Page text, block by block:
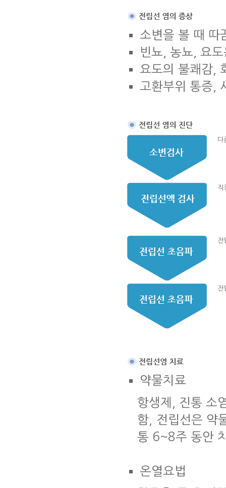
소변을 볼 때 따
빈뇨, 농뇨, 요
요도의 불쾌감,
고환부위 통증,
다
직
전
전
약물치료
항생제, 진통 소
함, 전립선은 약
통 6~8주 동안
온열요법